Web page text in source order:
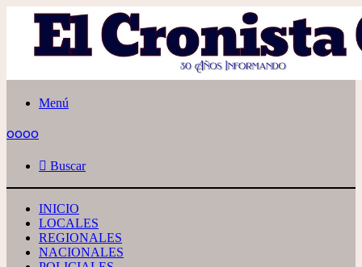
Menú
oooo
Buscar
INICIO
LOCALES
REGIONALES
NACIONALES